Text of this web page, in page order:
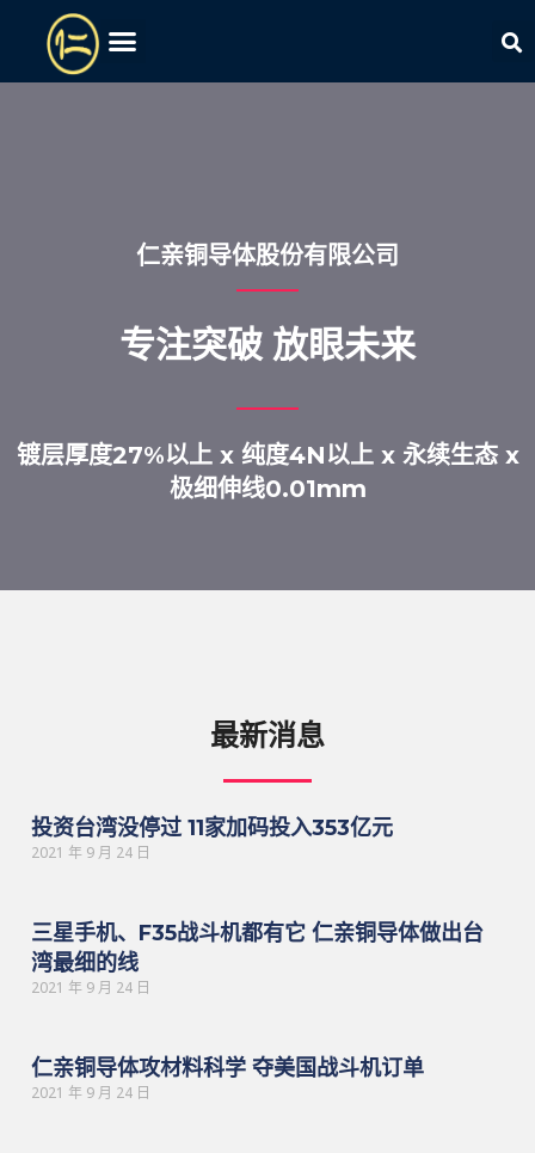
仁亲铜导体股份有限公司
专注突破 放眼未来
镀层厚度27%以上 x 纯度4N以上 x 永续生态 x
极细伸线0.01mm
最新消息
投资台湾没停过 11家加码投入353亿元
2021 年 9 月 24 日
三星手机、F35战斗机都有它 仁亲铜导体做出台
湾最细的线
2021 年 9 月 24 日
仁亲铜导体攻材料科学 夺美国战斗机订单
2021 年 9 月 24 日